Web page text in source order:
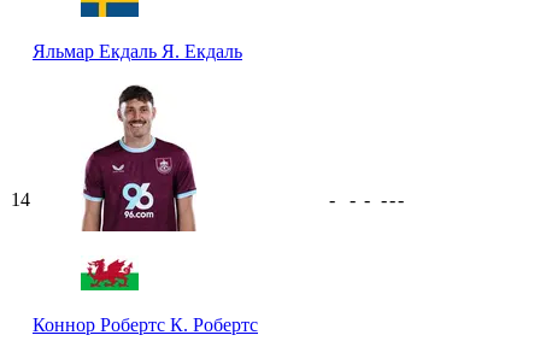
Яльмар Екдаль Я. Екдаль
14
Коннор Робертс К. Робертс
- - - ---